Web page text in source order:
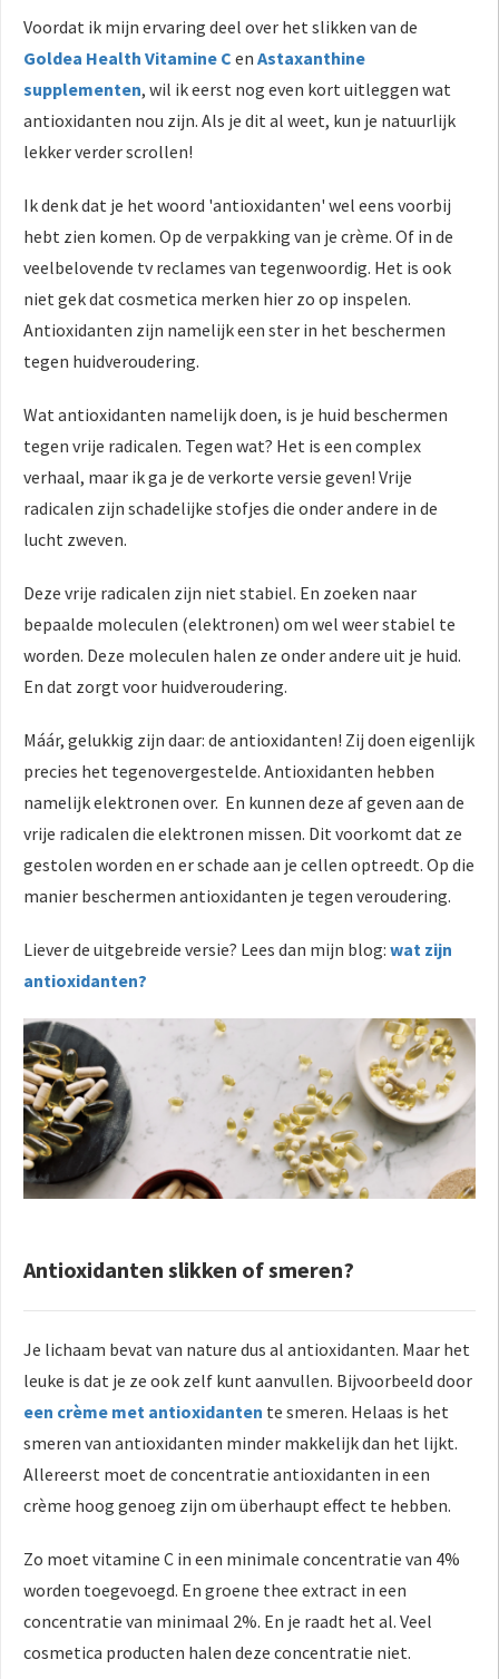
Voordat ik mijn ervaring deel over het slikken van de
Goldea Health Vitamine C en Astaxanthine
supplementen, wil ik eerst nog even kort uitleggen wat
antioxidanten nou zijn. Als je dit al weet, kun je natuurlijk
lekker verder scrollen!
Ik denk dat je het woord 'antioxidanten' wel eens voorbij
hebt zien komen. Op de verpakking van je crème. Of in de
veelbelovende tv reclames van tegenwoordig. Het is ook
niet gek dat cosmetica merken hier zo op inspelen.
Antioxidanten zijn namelijk een ster in het beschermen
tegen huidveroudering.
Wat antioxidanten namelijk doen, is je huid beschermen
tegen vrije radicalen. Tegen wat? Het is een complex
verhaal, maar ik ga je de verkorte versie geven! Vrije
radicalen zijn schadelijke stofjes die onder andere in de
lucht zweven.
Deze vrije radicalen zijn niet stabiel. En zoeken naar
bepaalde moleculen (elektronen) om wel weer stabiel te
worden. Deze moleculen halen ze onder andere uit je huid.
En dat zorgt voor huidveroudering.
Máár, gelukkig zijn daar: de antioxidanten! Zij doen eigenlijk
precies het tegenovergestelde. Antioxidanten hebben
namelijk elektronen over. En kunnen deze af geven aan de
vrije radicalen die elektronen missen. Dit voorkomt dat ze
gestolen worden en er schade aan je cellen optreedt. Op die
manier beschermen antioxidanten je tegen veroudering.
Liever de uitgebreide versie? Lees dan mijn blog: wat zijn
antioxidanten?
Antioxidanten slikken of smeren?
Je lichaam bevat van nature dus al antioxidanten. Maar het
leuke is dat je ze ook zelf kunt aanvullen. Bijvoorbeeld door
een crème met antioxidanten te smeren. Helaas is het
smeren van antioxidanten minder makkelijk dan het lijkt.
Allereerst moet de concentratie antioxidanten in een
crème hoog genoeg zijn om überhaupt effect te hebben.
Zo moet vitamine C in een minimale concentratie van 4%
worden toegevoegd. En groene thee extract in een
concentratie van minimaal 2%. En je raadt het al. Veel
cosmetica producten halen deze concentratie niet.